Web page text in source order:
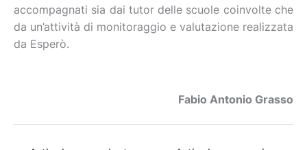
accompagnati sia dai tutor delle scuole coinvolte che
da un’attività di monitoraggio e valutazione realizzata
da Esperò.
Fabio Antonio Grasso